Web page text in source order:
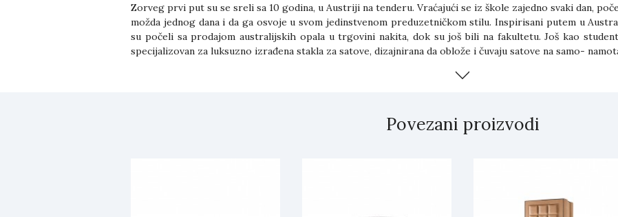
Zorveg prvi put su se sreli sa 10 godina, u Austriji na tenderu. Vraćajući se iz škole zajedno svaki dan,
možda jednog dana i da ga osvoje u svom jedinstvenom preduzetničkom stilu. Inspirisani putem u
su počeli sa prodajom australijskih opala u trgovini nakita, dok su još bili na fakultetu. Još kao
specijalizovan za luksuzno izrađena stakla za satove, dizajnirana da oblože i čuvaju satove na samo-
Danas, Buben & Zorweg je carstvo izuzetnog luksuza sa fabrikom u srcu nemačkog inženjerskog
Buben & Zorweg za svoju estetiku uzima inspiraciju iz ranog 20. veka, iz Art Deco perioda kada su
Povezani proizvodi